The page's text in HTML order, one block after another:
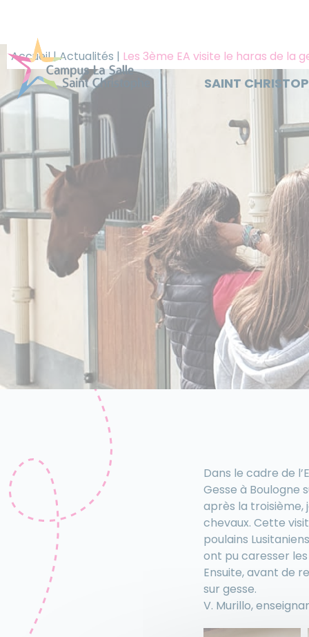
SAINT
Accueil|Actualités | Les 3ème EA visite le haras de la
Dans le cadre de
Gesse à Boulogne
après la troisième,
chevaux. Cette
poulains
ont pu caresser
Ensuite, avant de
sur gesse.
V. Murillo,